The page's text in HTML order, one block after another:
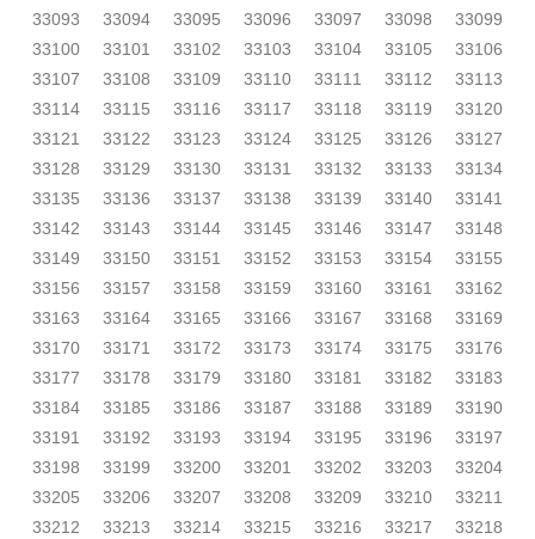
33093
33094 33095 33096 33097 33098
33099
33100
33101 33102 33103 33104 33105
33106
33107
33108 33109 33110 33111 33112
33113
33114
33115 33116 33117 33118 33119
33120
33121
33122 33123 33124 33125 33126
33127
33128
33129 33130 33131 33132 33133
33134
33135
33136 33137 33138 33139 33140
33141
33142
33143 33144 33145 33146 33147
33148
33149
33150 33151 33152 33153 33154
33155
33156
33157 33158 33159 33160 33161
33162
33163
33164 33165 33166 33167 33168
33169
33170
33171 33172 33173 33174 33175
33176
33177
33178 33179 33180 33181 33182
33183
33184
33185 33186 33187 33188 33189
33190
33191
33192 33193 33194 33195 33196
33197
33198
33199 33200 33201 33202 33203
33204
33205
33206 33207 33208 33209 33210
33211
33212
33213 33214 33215 33216 33217
33218